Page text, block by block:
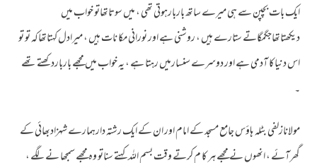
ایک بات بچپن سے ہی میرے ساتھ باربارہوتی تھی ، میں سوتاتھاتو خواب میں
دیکھتاتھاجگمگاتے ستارے ہیں ، روشنی ہے اور نورانی مکا نات ہیں ، میرادل کہتاتھاکہ تو تو
اس دنیاکا آدمی ہے اور دوسرے سنسارمیں رہتا ہے ، یہ خواب میں مجھے بارباردکھتے تھے
۔
مولانازلفی بٹلہ ہاؤس جامع مسجد کے امام اور ان کے ایک رشتہ دارہمارے شہزادبھائی کے
گھرآئے ، انھوں نے مجھے ہر کا م کرتے وقت بسم اللہ کہتے سناتو وہ مجھے سمجھا نے لگے ،